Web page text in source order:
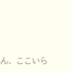
、ここいら